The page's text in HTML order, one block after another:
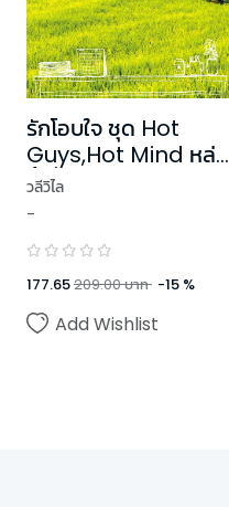
รักโอบใจ ชุด Hot
Guys,Hot Mind หล่อ
นี้ ที่หัวใจ
วลีวิไล
-
177.65209.00บาท -15 %
Add Wishlist